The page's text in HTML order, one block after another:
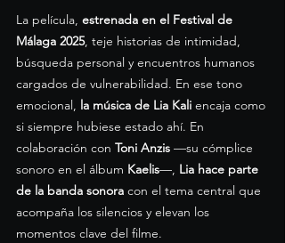
La película, estrenada en el Festival de
Málaga 2025, teje historias de intimidad,
búsqueda personal y encuentros humanos
cargados de vulnerabilidad. En ese tono
emocional, la música de Lia Kali encaja como
si siempre hubiese estado ahí. En
colaboración con Toni Anzis —su cómplice
sonoro en el álbum Kaelis—, Lia hace parte
de la banda sonora con el tema central que
acompaña los silencios y elevan los
momentos clave del filme.